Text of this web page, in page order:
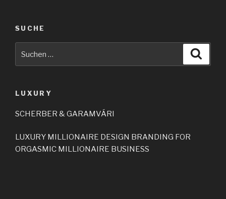
SUCHE
LUXURY
SCHERBER & GARAMVÁRI
LUXURY MILLIONAIRE DESIGN BRANDING FOR
ORGASMIC MILLIONAIRE BUSINESS